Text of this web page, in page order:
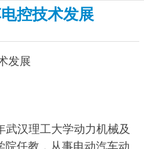
控技术发展
发展
武汉理工大学动力机械及
院任教，从事电动汽车动